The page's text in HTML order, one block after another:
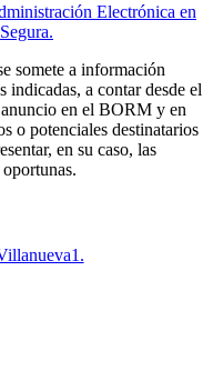
Electrónica en
somete a información
indicadas, a contar desde el
en el BORM y en
o potenciales destinatarios
en su caso, las